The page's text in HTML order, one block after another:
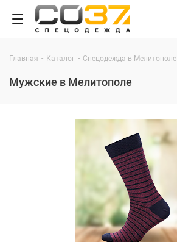
Главная - Каталог - Спецодежда в Мелитополе
Мужские в Мелитополе